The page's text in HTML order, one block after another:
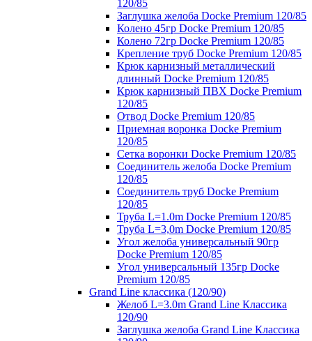
120/85
Заглушка желоба Docke Premium 120/85
Колено 45гр Docke Premium 120/85
Колено 72гр Docke Premium 120/85
Крепление труб Docke Premium 120/85
Крюк карнизный металлический
длинный Docke Premium 120/85
Крюк карнизный ПВХ Docke Premium
120/85
Отвод Docke Premium 120/85
Приемная воронка Docke Premium
120/85
Сетка воронки Docke Premium 120/85
Соединитель желоба Docke Premium
120/85
Соединитель труб Docke Premium
120/85
Труба L=1.0m Docke Premium 120/85
Труба L=3,0m Docke Premium 120/85
Угол желоба универсальный 90гр
Docke Premium 120/85
Угол универсальный 135гр Docke
Premium 120/85
Grand Line классика (120/90)
Желоб L=3.0m Grand Line Классика
120/90
Заглушка желоба Grand Line Классика